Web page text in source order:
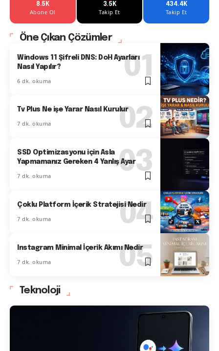
8.5K
Abone Ol
3.5K
Takip Et
434.4K
Takip Et
Öne Çıkan Çözümler
Windows 11 Şifreli DNS: DoH Ayarları
Nasıl Yapılır?
6 dk. okuma
Tv Plus Ne işe Yarar Nasıl Kurulur
7 dk. okuma
SSD Optimizasyonu için Asla
Yapmamanız Gereken 4 Yanlış Ayar
7 dk. okuma
Çoklu Platform İçerik Stratejisi Nedir
7 dk. okuma
Instagram Minimal İçerik Akımı Nedir
7 dk. okuma
Teknoloji